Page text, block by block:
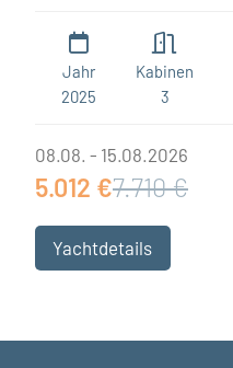
Jahr
2025
Kabinen
3
08.08. - 15.08.2026
5.012 €7.710 €
Yachtdetails